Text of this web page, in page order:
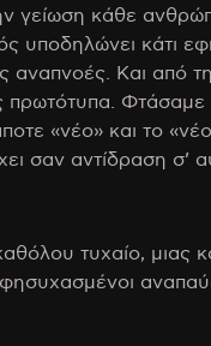
γείωση κάθε
κάτι
αναπνοές. Και
Φτάσαμε
«νέο» και το
σαν αντίδραση σ’
τυχαίο, μιας